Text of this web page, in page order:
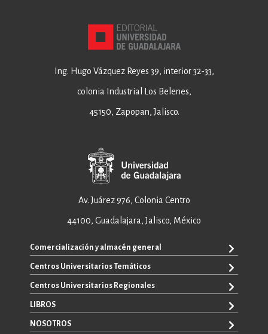
Ing. Hugo Vázquez Reyes 39, interior 32-33,
colonia Industrial Los Belenes,
45150, Zapopan, Jalisco.
Av. Juárez 976, Colonia Centro
44100, Guadalajara, Jalisco, México
Comercialización y almacén general
+52 33 3640 6326
+52 33 3640 4595
ventas@editorial.udg.mx
WhatsApp: +52 33 1433 6869
Centros Universitarios Temáticos
CUAAD
CUCEA
CUCBA
Centros Universitarios Regionales
CUALTOS
CUCHAPALA
LIBROS
TODOS LOS LIBROS
NOSOTROS